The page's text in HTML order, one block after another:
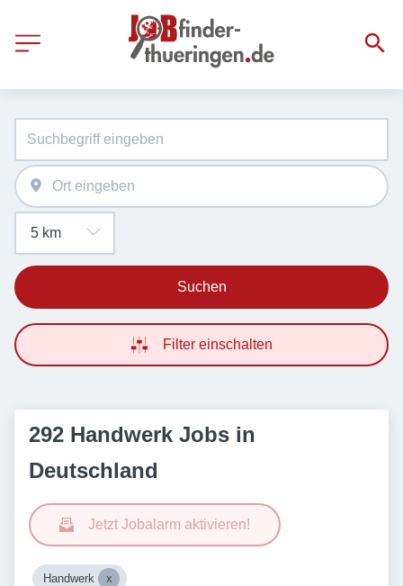
Suchen
Filter einschalten
292 Handwerk Jobs in
Deutschland
Jetzt Jobalarm aktivieren!
Handwerk